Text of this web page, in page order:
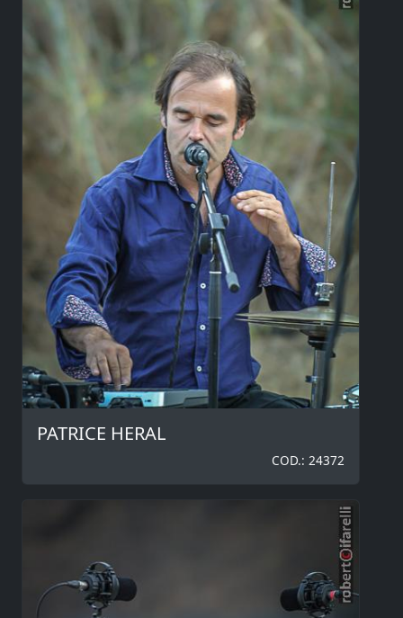
PATRICE HERAL
COD.: 24372